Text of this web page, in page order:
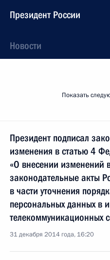
Президент России
Новости
Показать
Президент подписал
изменения в статью 4
«О внесении изменений
законодательные акты
в части уточнения
персональных данных в
телекоммуникационных
31 декабря 2014 года, 16:20